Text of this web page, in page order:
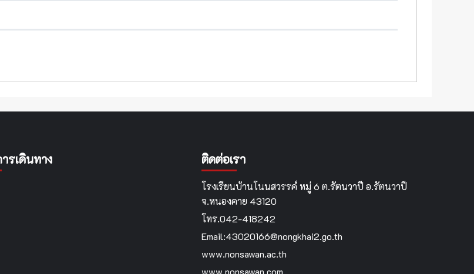
รเดินทาง ติดต่อเรา
โรงเรียนบ้านโนนสวรรค์ หมู่ 6 ต.รัตนวาปี อ.รัตนวาปี
จ.หนองคาย 43120
โทร.042-418242
Email:43020166@nongkhai2.go.th
www.nonsawan.ac.th